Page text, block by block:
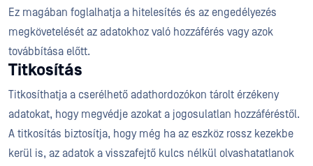
Ez magában foglalhatja a hitelesítés és az engedélyezés
megkövetelését az adatokhoz való hozzáférés vagy azok
továbbítása előtt.
Titkosítás
Titkosíthatja a cserélhető adathordozókon tárolt érzékeny
adatokat, hogy megvédje azokat a jogosulatlan hozzáféréstől.
A titkosítás biztosítja, hogy még ha az eszköz rossz kezekbe
kerül is, az adatok a visszafejtő kulcs nélkül olvashatatlanok